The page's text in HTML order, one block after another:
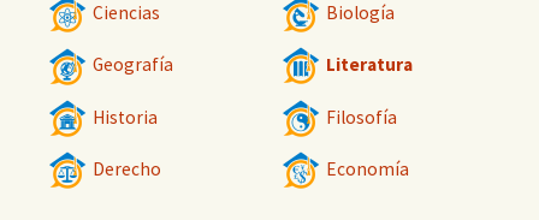
Ciencias Biología
Geografía Literatura
Historia Filosofía
Derecho Economía